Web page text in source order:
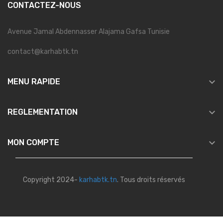
CONTACTEZ-NOUS
Avenue Jamal Abdennasser Alajama Gafsa Tunisie
contact@karhabtk.tn
MENU RAPIDE 
REGLEMENTATION 
MON COMPTE 
Copyright 2024- karhabtk.tn. Tous droits réservés